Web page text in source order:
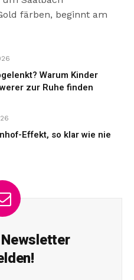
färben, beginnt am
Warum Kinder
zur Ruhe finden
Effekt, so klar wie nie